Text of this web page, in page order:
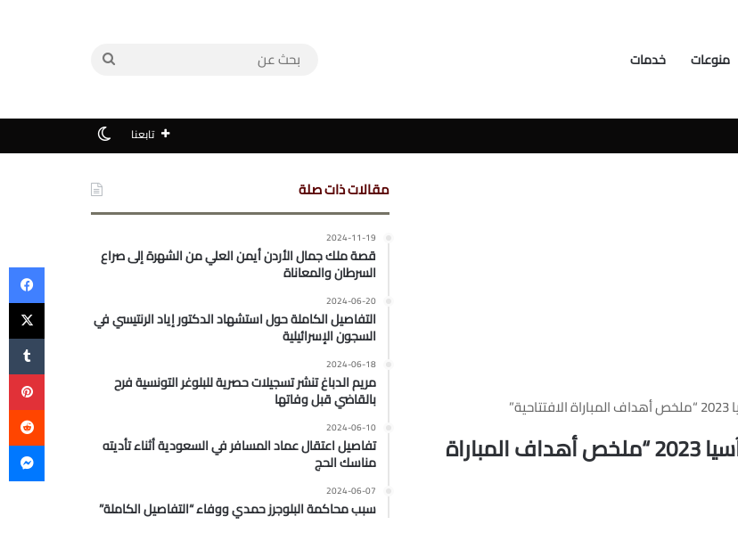
منوعات خدمات
تابعنا
نتيجة مباراة قطر ولبنان (2 – 0) افتتاح كأس آسيا 2023 “ملخص أهداف المباراة
مقالات ذات صلة
2024-11-19
قصة ملك جمال الأردن أيمن العلي من الشهرة إلى صراع
السرطان والمعاناة
2024-06-20
التفاصيل الكاملة حول استشهاد الدكتور إياد الرنتيسي في
السجون الإسرائيلية
2024-06-18
مريم الدباغ تنشر تسجيلات حصرية للبلوغر التونسية فرح
بالقاضي قبل وفاتها
2024-06-10
تفاصيل اعتقال عماد المسافر في السعودية أثناء تأديته
مناسك الحج
2024-06-07
سبب محاكمة البلوجرز حمدي ووفاء “التفاصيل الكاملة”